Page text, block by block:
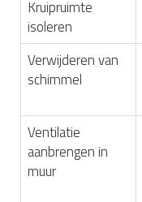
Kruipruimte
isoleren
Verwijderen van
schimmel
Ventilatie
aanbrengen in
muur